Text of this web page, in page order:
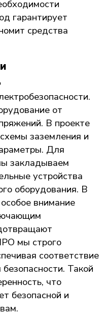
гарантирует
средства
от
В проекте
заземления и
Для
закладываем
устройства
оборудования. В
внимание
мы строго
соответствие
Такой
что
безопасной и